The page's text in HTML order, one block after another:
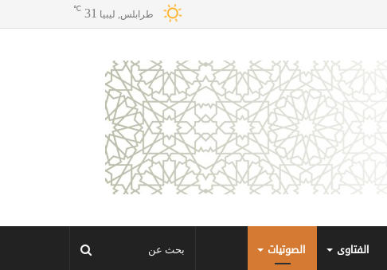
طرابلس, ليبيا 31
℃
الفتاوى الصوتيات